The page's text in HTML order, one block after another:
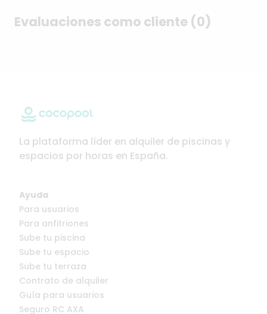
Evaluaciones como cliente (0)
La plataforma líder en alquiler de piscinas y
espacios por horas en España.
Ayuda
Para usuarios
Para anfitriones
Sube tu piscina
Sube tu espacio
Sube tu terraza
Contrato de alquiler
Guía para usuarios
Seguro RC AXA